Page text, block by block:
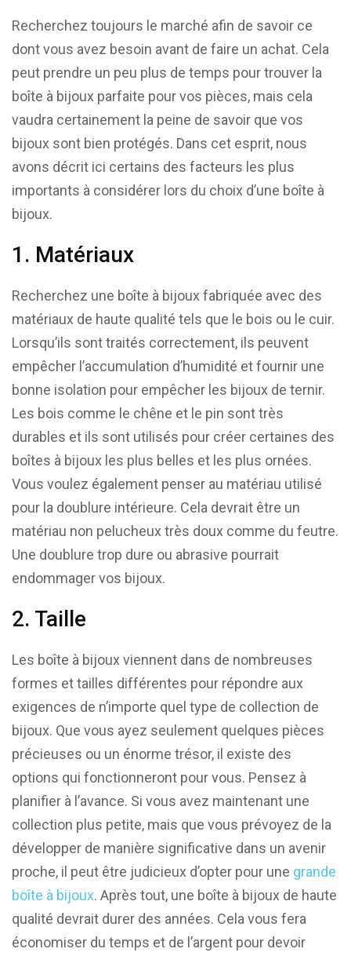
Recherchez toujours le marché afin de savoir ce
dont vous avez besoin avant de faire un achat. Cela
peut prendre un peu plus de temps pour trouver la
boîte à bijoux parfaite pour vos pièces, mais cela
vaudra certainement la peine de savoir que vos
bijoux sont bien protégés. Dans cet esprit, nous
avons décrit ici certains des facteurs les plus
importants à considérer lors du choix d’une boîte à
bijoux.
1. Matériaux
Recherchez une boîte à bijoux fabriquée avec des
matériaux de haute qualité tels que le bois ou le cuir.
Lorsqu’ils sont traités correctement, ils peuvent
empêcher l’accumulation d’humidité et fournir une
bonne isolation pour empêcher les bijoux de ternir.
Les bois comme le chêne et le pin sont très
durables et ils sont utilisés pour créer certaines des
boîtes à bijoux les plus belles et les plus ornées.
Vous voulez également penser au matériau utilisé
pour la doublure intérieure. Cela devrait être un
matériau non pelucheux très doux comme du feutre.
Une doublure trop dure ou abrasive pourrait
endommager vos bijoux.
2. Taille
Les boîte à bijoux viennent dans de nombreuses
formes et tailles différentes pour répondre aux
exigences de n’importe quel type de collection de
bijoux. Que vous ayez seulement quelques pièces
précieuses ou un énorme trésor, il existe des
options qui fonctionneront pour vous. Pensez à
planifier à l’avance. Si vous avez maintenant une
collection plus petite, mais que vous prévoyez de la
développer de manière significative dans un avenir
proche, il peut être judicieux d’opter pour une grande
boîte à bijoux. Après tout, une boîte à bijoux de haute
qualité devrait durer des années. Cela vous fera
économiser du temps et de l’argent pour devoir